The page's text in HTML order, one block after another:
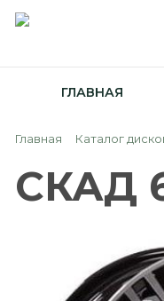
ГЛАВНАЯ
Главная Каталог
СКАД